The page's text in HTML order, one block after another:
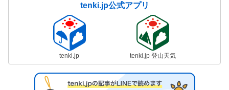
tenki.jp公式アプリ
tenki.jp tenki.jp 登山天気